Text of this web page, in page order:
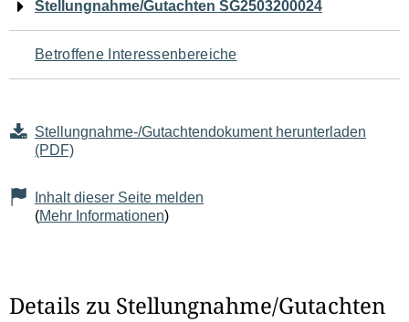
für
den
Seiteninhalt
Stellungnahme/Gutachten SG2503200024
Betroffene Interessenbereiche
Stellungnahme-/Gutachtendokument herunterladen
(PDF)
Inhalt dieser Seite melden
(Mehr Informationen)
Details zu Stellungnahme/Gutachten